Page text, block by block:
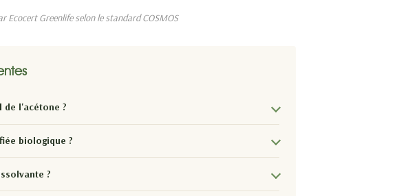
Ecocert Greenlife selon le standard COSMOS
l'acétone ?
biologique ?
?